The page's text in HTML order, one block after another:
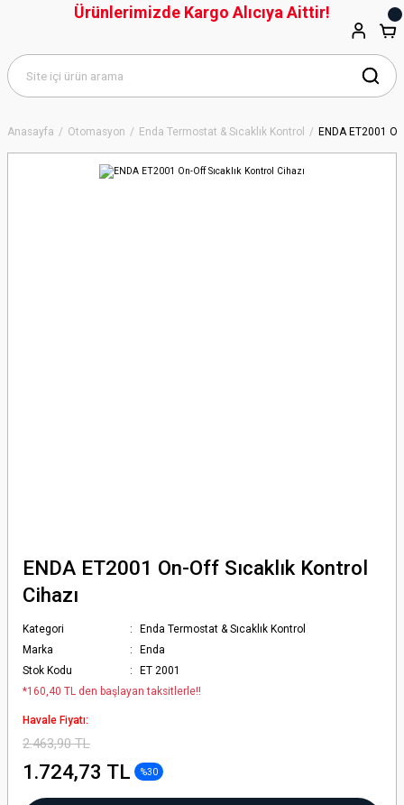
Anasayfa Otomasyon Enda Termostat & Sıcaklık Kontrol ENDA ET2001
ENDA ET2001 On-Off Sıcaklık Kontrol
Cihazı
Kategori
Enda Termostat & Sıcaklık Kontrol
Marka
Enda
Stok Kodu
ET 2001
*160,40 TL den başlayan taksitlerle!!
Havale Fiyatı:
2.463,90 TL
1.724,73 TL %30
Ürünlerimizde Kargo Alıcıya Aittir!